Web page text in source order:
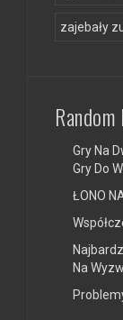
zajebały
Gry Na
Gry Do
ŁONO
Na